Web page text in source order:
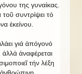
της γυναίκας.
συντρίψει τό
ἐκείνου.
γιά ἀπόγονό
ἀναφέρεται
τήν λέξη